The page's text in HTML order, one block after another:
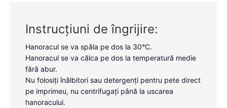
Instrucțiuni de îngrijire:
Hanoracul se va spăla pe dos la 30°C.
Hanoracul se va călca pe dos la temperatură medie
fără abur.
Nu folosiți înălbitori sau detergenți pentru pete direct
pe imprimeu, nu centrifugați până la uscarea
hanoracului.